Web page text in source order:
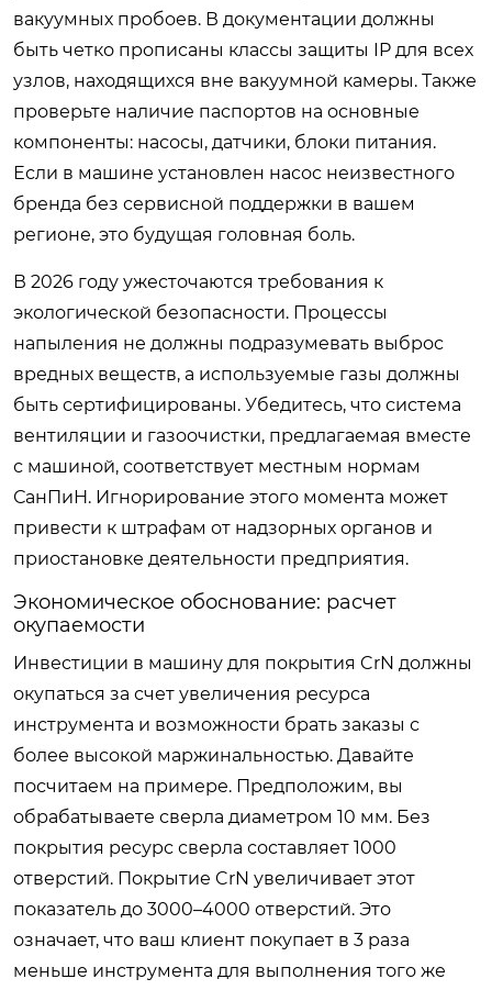
вакуумных пробоев. В документации должны
быть четко прописаны классы защиты IP для всех
узлов, находящихся вне вакуумной камеры. Также
проверьте наличие паспортов на основные
компоненты: насосы, датчики, блоки питания.
Если в машине установлен насос неизвестного
бренда без сервисной поддержки в вашем
регионе, это будущая головная боль.
В 2026 году ужесточаются требования к
экологической безопасности. Процессы
напыления не должны подразумевать выброс
вредных веществ, а используемые газы должны
быть сертифицированы. Убедитесь, что система
вентиляции и газоочистки, предлагаемая вместе
с машиной, соответствует местным нормам
СанПиН. Игнорирование этого момента может
привести к штрафам от надзорных органов и
приостановке деятельности предприятия.
Экономическое обоснование: расчет
окупаемости
Инвестиции в машину для покрытия CrN должны
окупаться за счет увеличения ресурса
инструмента и возможности брать заказы с
более высокой маржинальностью. Давайте
посчитаем на примере. Предположим, вы
обрабатываете сверла диаметром 10 мм. Без
покрытия ресурс сверла составляет 1000
отверстий. Покрытие CrN увеличивает этот
показатель до 3000–4000 отверстий. Это
означает, что ваш клиент покупает в 3 раза
меньше инструмента для выполнения того же